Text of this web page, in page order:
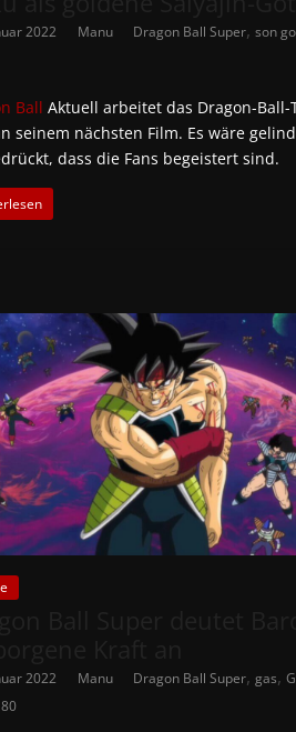
2022 Manu Dragon Ball Super, son
Ball Aktuell arbeitet das Dragon-Ball-
seinem nächsten Film. Es wäre
dass die Fans begeistert sind.
2022 Manu Dragon Ball Super, gas,